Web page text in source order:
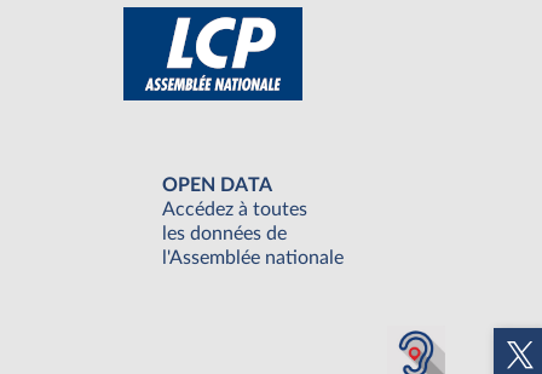
OPEN DATA
Accédez à toutes
les données de
l'Assemblée nationale